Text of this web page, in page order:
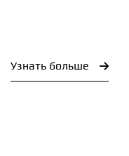
Узнать больше